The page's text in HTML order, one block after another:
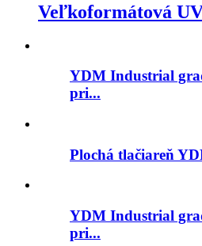
Veľkoformátová
YDM Industrial
pri...
Plochá tlačiareň
YDM Industrial
pri...